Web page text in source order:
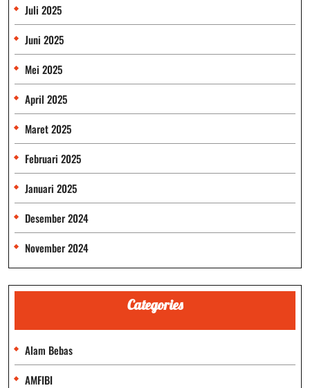
Juli 2025
Juni 2025
Mei 2025
April 2025
Maret 2025
Februari 2025
Januari 2025
Desember 2024
November 2024
Categories
Alam Bebas
AMFIBI